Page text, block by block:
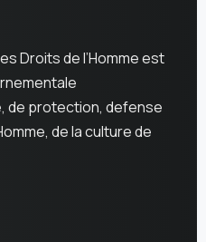
Droits de l’Homme est
de protection, defense
de la culture de